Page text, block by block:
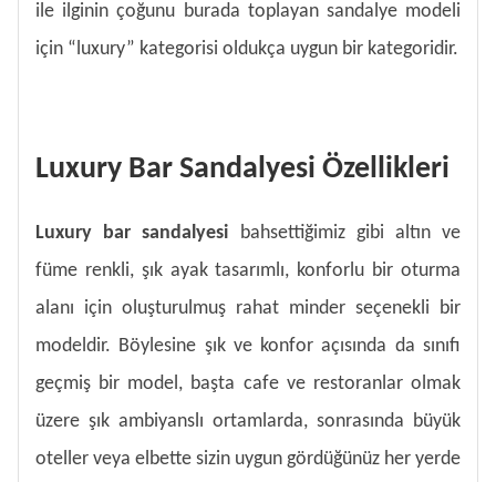
ile ilginin çoğunu burada toplayan sandalye modeli
için “luxury” kategorisi oldukça uygun bir kategoridir.
Luxury Bar Sandalyesi Özellikleri
Luxury bar sandalyesi bahsettiğimiz gibi altın ve
füme renkli, şık ayak tasarımlı, konforlu bir oturma
alanı için oluşturulmuş rahat minder seçenekli bir
modeldir. Böylesine şık ve konfor açısında da sınıfı
geçmiş bir model, başta cafe ve restoranlar olmak
üzere şık ambiyanslı ortamlarda, sonrasında büyük
oteller veya elbette sizin uygun gördüğünüz her yerde